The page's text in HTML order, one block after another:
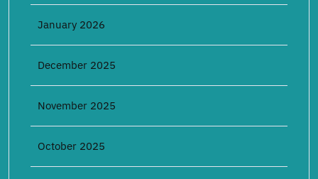
January 2026
December 2025
November 2025
October 2025